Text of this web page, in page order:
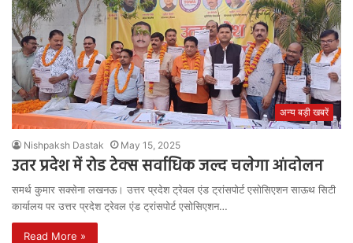
अन्य बड़ी खबरें
Nishpaksh Dastak May 15, 2025
उतर प्रदेश में रोड टेक्स सर्वाधिक जल्द चलेगा आंदोलन
समर्थ कुमार सक्सेना लखनऊ। उत्तर प्रदेश ट्रेवल एंड ट्रांसपोर्ट एसोसिएशन साऊथ सिटी
कार्यालय पर उत्तर प्रदेश ट्रेवल एंड ट्रांसपोर्ट एसोसिएशन…
Read More »